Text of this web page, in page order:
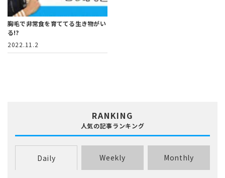
胸毛で非常食を育ててる生き物がい
る!?
2022.11.2
RANKING
人気の記事ランキング
Daily Weekly Monthly